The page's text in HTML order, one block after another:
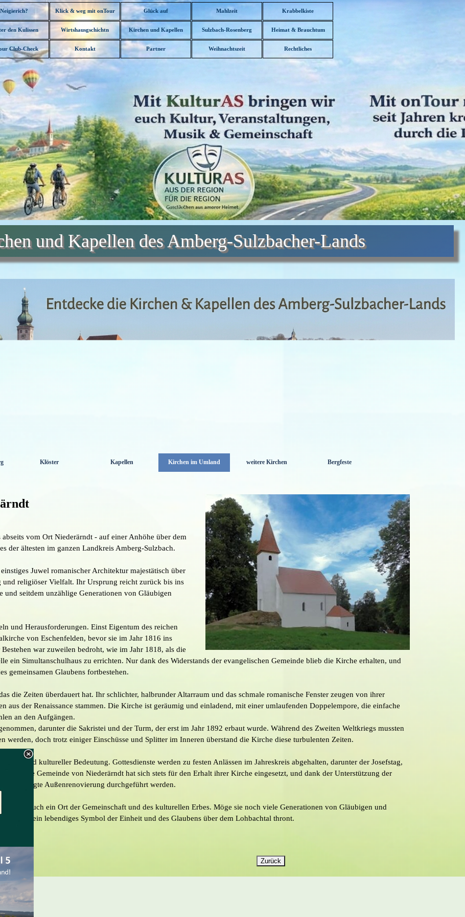
Menü überspringen
▼
Neigierich? Klick & weg mit onTour Glück auf Mahlzeit Krabbelkiste
den Kulissen ▼
Wirtshausgschichtn ▼
Kirchen und Kapellen ▼
Sulzbach-Rosenberg ▼
Heimat & Brauchtum
Club-Check Kontakt ▼
Partner ▼
Weihnachtszeit ▼
Rechtliches
und Kapellen des Amberg-Sulzbacher-Lands
▼
Klöster ▼
Kapellen ▼
Kirchen im Umland ▼
weitere Kirchen ▼
Bergfeste
vom Ort Niederärndt - auf einer Anhöhe über dem
der ältesten im ganzen Landkreis Amberg-Sulzbach.
Juwel romanischer Architektur majestätisch über
religiöser Vielfalt. Ihr Ursprung reicht zurück bis ins
und seitdem unzählige Generationen von Gläubigen
und Herausforderungen. Einst Eigentum des reichen
von Eschenfelden, bevor sie im Jahr 1816 ins
war zuweilen bedroht, wie im Jahr 1818, als die
ein Simultanschulhaus zu errichten. Nur dank des Widerstands der evangelischen Gemeinde blieb die Kirche erhalten, und
gemeinsamen Glaubens fortbestehen.
die Zeiten überdauert hat. Ihr schlichter, halbrunder Altarraum und das schmale romanische Fenster zeugen von ihrer
aus der Renaissance stammen. Die Kirche ist geräumig und einladend, mit einer umlaufenden Doppelempore, die einfache
an den Aufgängen.
darunter die Sakristei und der Turm, der erst im Jahr 1892 erbaut wurde. Während des Zweiten Weltkriegs mussten
werden, doch trotz einiger Einschüsse und Splitter im Inneren überstand die Kirche diese turbulenten Zeiten.
und kultureller Bedeutung. Gottesdienste werden zu festen Anlässen im Jahreskreis abgehalten, darunter der Josefstag,
Juli. Die Gemeinde von Niederärndt hat sich stets für den Erhalt ihrer Kirche eingesetzt, und dank der Unterstützung der
benötigte Außenrenovierung durchgeführt werden.
auch ein Ort der Gemeinschaft und des kulturellen Erbes. Möge sie noch viele Generationen von Gläubigen und
als ein lebendiges Symbol der Einheit und des Glaubens über dem Lohbachtal thront.
Zurück